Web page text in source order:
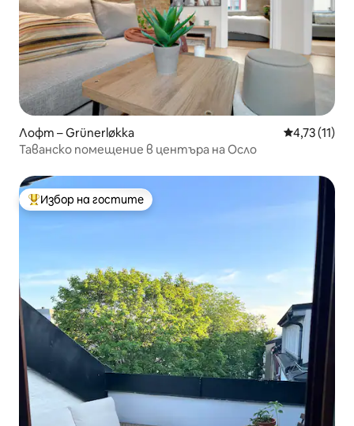
Лофт – Grünerløkka Средна
4,73 (11)
Таванско помещение в центъра на Осло
Най-популярен избор на гостите
Избор на гостите